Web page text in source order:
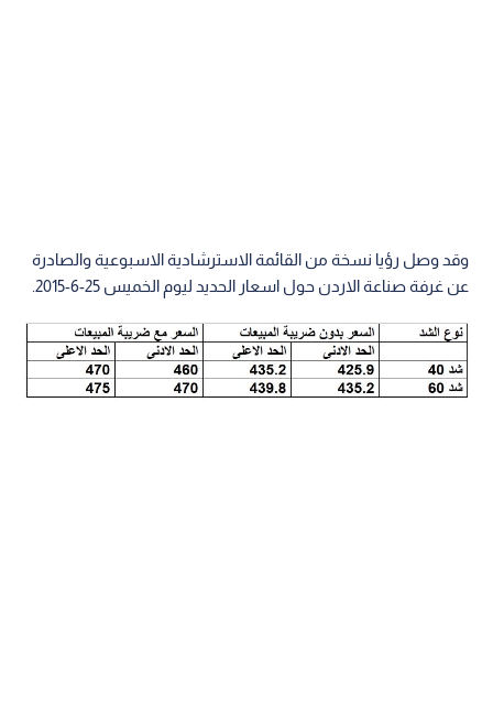
وقد وصل رؤيا نسخة من القائمة الاسترشادية الاسبوعية والصادرة
عن غرفة صناعة الاردن حول اسعار الحديد ليوم الخميس 25-6-2015.